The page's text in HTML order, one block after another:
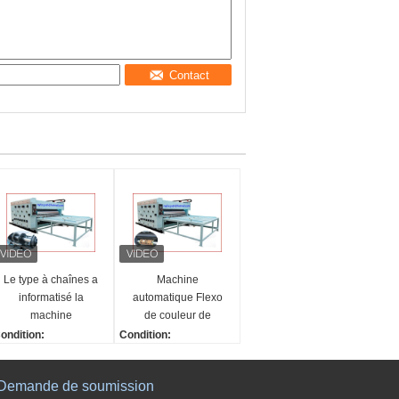
Contact
Le type à chaînes a
informatisé la
machine
d'impression 1 | le
Machine
automatique Flexo
de couleur de
l'impression 4
des matrices à
Condition:
urni:
de soumission